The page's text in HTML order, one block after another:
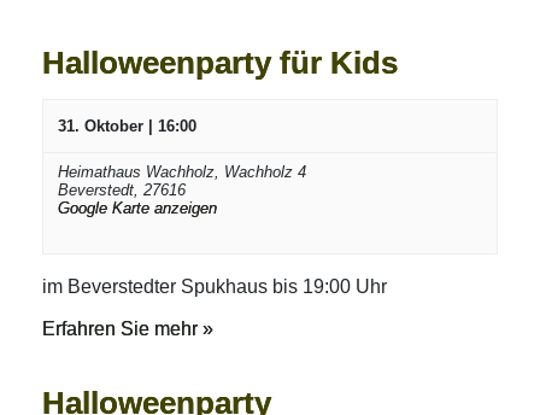
Halloweenparty für Kids
31. Oktober | 16:00
Heimathaus Wachholz, Wachholz 4
Beverstedt 27616
Google Karte anzeigen
im Beverstedter Spukhaus bis 19:00 Uhr
Erfahren Sie mehr »
Halloweenparty